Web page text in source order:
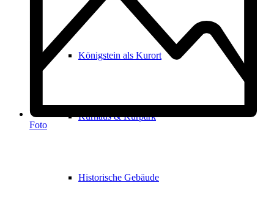
Königstein als Kurort
Kurhaus & Kurpark
Historische Gebäude
Foto